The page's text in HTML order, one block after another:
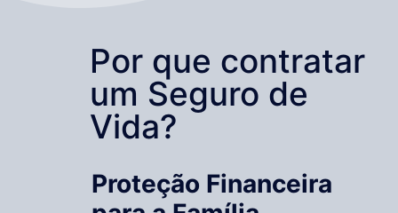
Por que contratar
um Seguro de
Vida?
Proteção Financeira